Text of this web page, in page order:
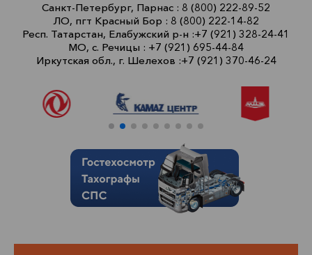
Санкт-Петербург, Парнас : 8 (800) 222-89-52
ЛО, пгт Красный Бор : 8 (800) 222-14-82
Респ. Татарстан, Елабужский р-н :+7 (921) 328-24-41
МО, с. Речицы : +7 (921) 695-44-84
Иркутская обл., г. Шелехов :+7 (921) 370-46-24